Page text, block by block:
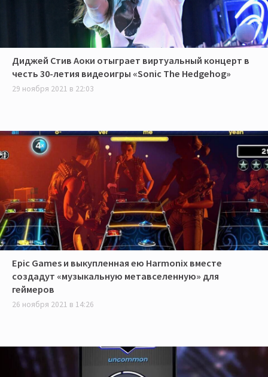
Диджей Стив Аоки отыграет виртуальный концерт в
честь 30-летия видеоигры «Sonic The Hedgehog»
29 ноября 2021 в 22:03
Epic Games и выкупленная ею Harmonix вместе
создадут «музыкальную метавселенную» для
геймеров
26 ноября 2021 в 14:26